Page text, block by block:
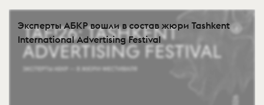
Эксперты АБКР вошли в состав жюри Tashkent
International Advertising Festival